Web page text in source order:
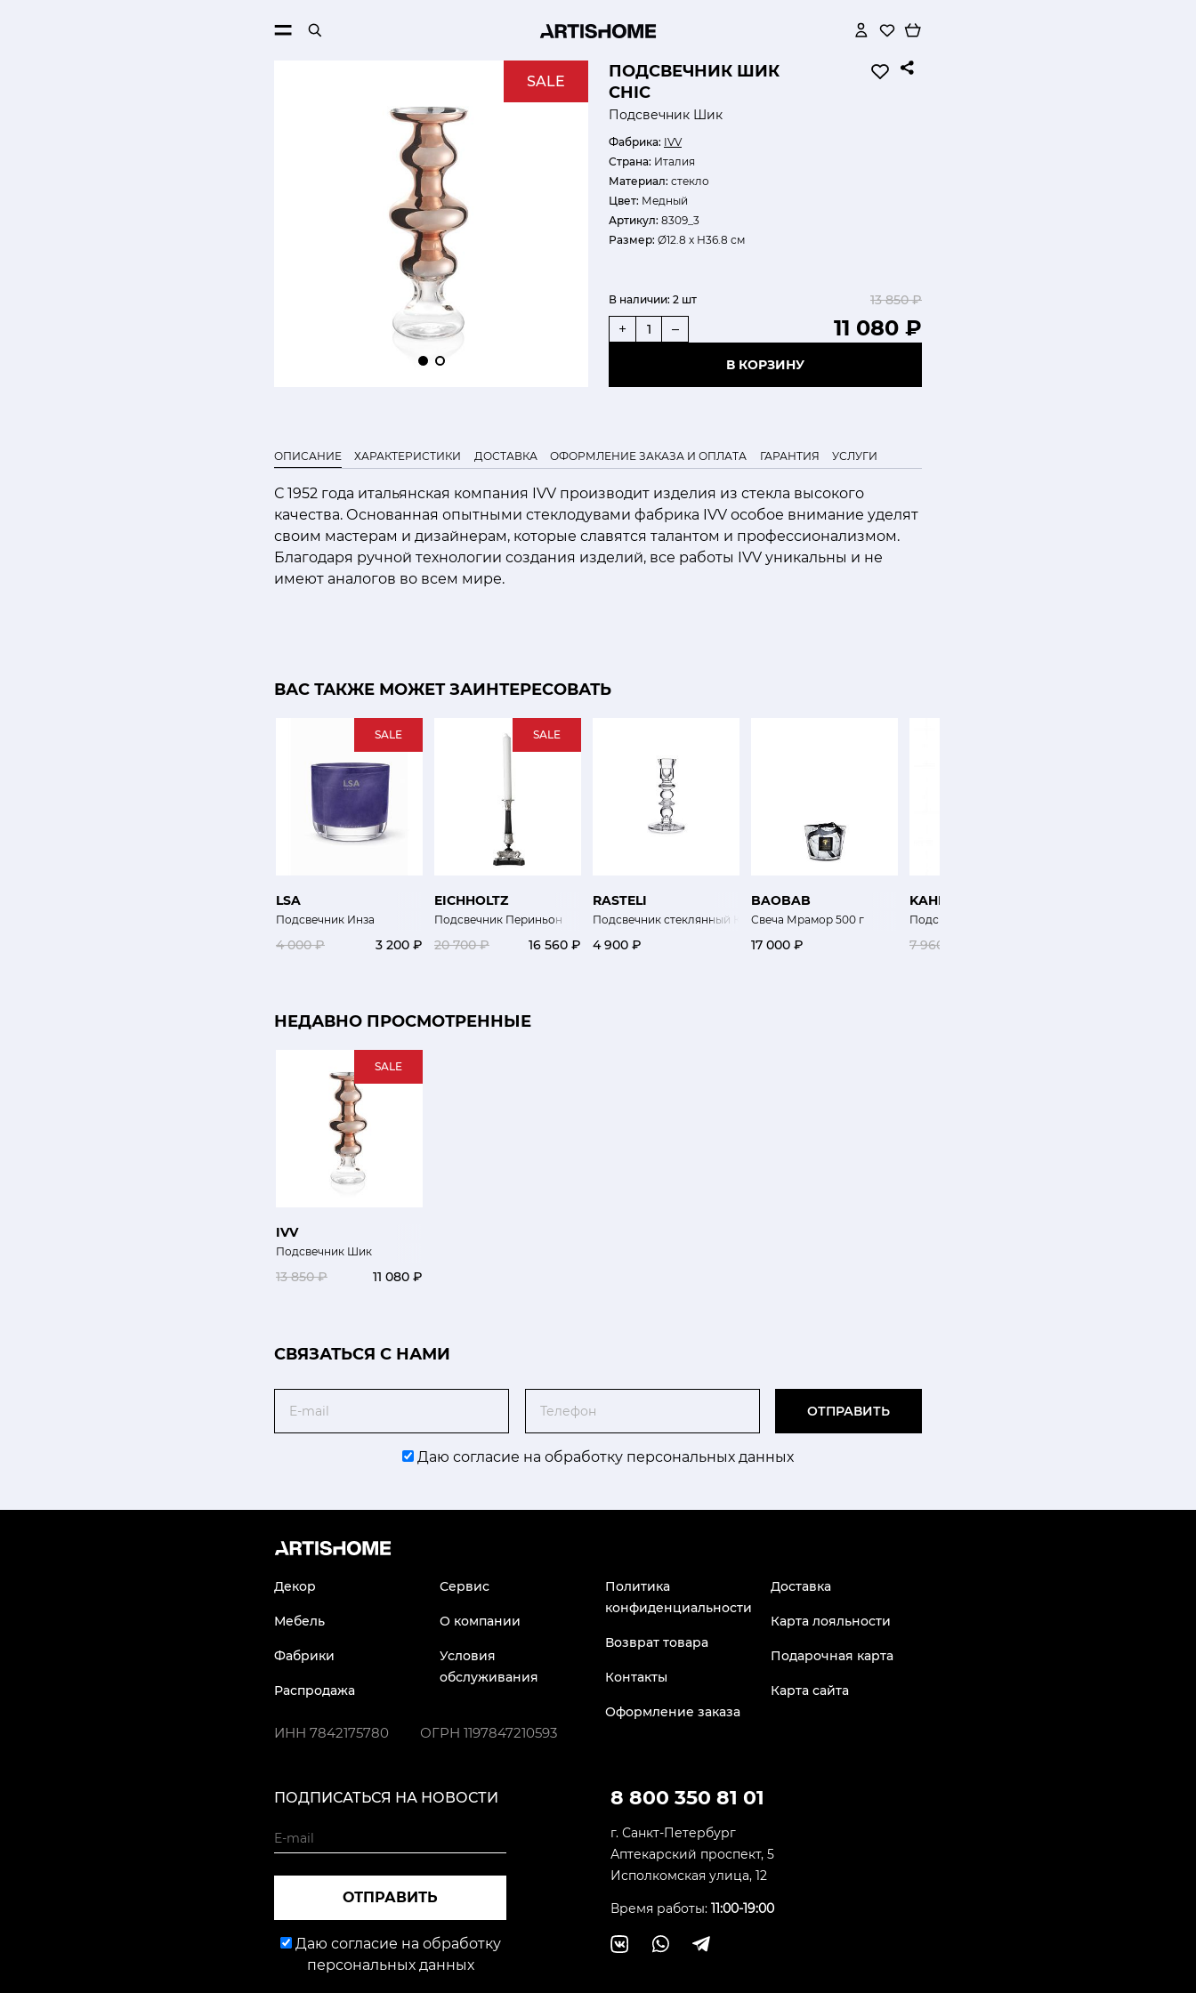
ПОДСВЕЧНИК ШИК
CHIC
Подсвечник Шик
Фабрика: IVV
Страна: Италия
Материал: стекло
Цвет: Медный
Артикул: 8309_3
Размер: Ø12.8 х Н36.8 см
В наличии: 2 шт 13 850 ₽
11 080 ₽
+ –
В КОРЗИНУ
SALE
ОПИСАНИЕ ХАРАКТЕРИСТИКИ ДОСТАВКА ОФОРМЛЕНИЕ ЗАКАЗА И ОПЛАТА ГАРАНТИЯ УСЛУГИ
С 1952 года итальянская компания IVV производит изделия из стекла высокого
качества. Основанная опытными стеклодувами фабрика IVV особое внимание уделят
своим мастерам и дизайнерам, которые славятся талантом и профессионализмом.
Благодаря ручной технологии создания изделий, все работы IVV уникальны и не
имеют аналогов во всем мире.
ВАС ТАКЖЕ МОЖЕТ ЗАИНТЕРЕСОВАТЬ
SALE
LSA
Подсвечник Инза
4 000 ₽ 3 200 ₽
SALE
EICHHOLTZ
Подсвечник Периньон
20 700 ₽ 16 560 ₽
RASTELI
Подсвечник стеклянный Конел 20 см
4 900 ₽
BAOBAB
Свеча Мрамор 500 г
17 000 ₽
KAHEKU
Подсвечник Маноло
7 960 ₽
НЕДАВНО ПРОСМОТРЕННЫЕ
SALE
IVV
Подсвечник Шик
13 850 ₽ 11 080 ₽
CВЯЗАТЬСЯ С НАМИ
ОТПРАВИТЬ
Даю согласие на обработку персональных данных
Декор
Мебель
Фабрики
Распродажа
Сервис
О компании
Условия
обслуживания
Политика
конфиденциальности
Возврат товара
Контакты
Оформление заказа
Доставка
Карта лояльности
Подарочная карта
Карта сайта
ИНН 7842175780 ОГРН 1197847210593
8 800 350 81 01
г. Санкт-Петербург
Аптекарский проспект, 5
Исполкомская улица, 12
Время работы: 11:00-19:00
ПОДПИСАТЬСЯ НА НОВОСТИ
ОТПРАВИТЬ
Даю согласие на обработку
персональных данных